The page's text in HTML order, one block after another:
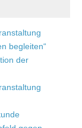
begleiten“
der